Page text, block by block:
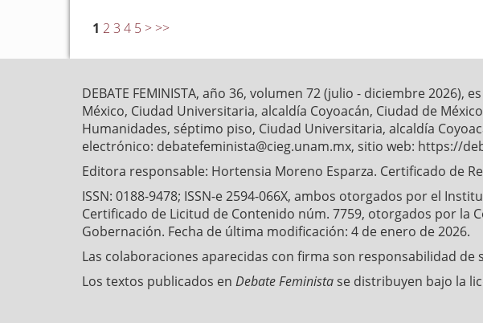
1 2 3 4 5 > >>
DEBATE FEMINISTA, año 36, volumen 72 (julio - diciembre
México, Ciudad Universitaria, alcaldía Coyoacán, Ciudad de
Humanidades, séptimo piso, Ciudad Universitaria, alcaldía
electrónico: debatefeminista@cieg.unam.mx, sitio web: https://
Editora responsable: Hortensia Moreno Esparza. Certificado de
ISSN: 0188-9478; ISSN-e 2594-066X, ambos otorgados por el
Certificado de Licitud de Contenido núm. 7759, otorgados por la
Gobernación. Fecha de última modificación: 4 de enero de 2026.
Las colaboraciones aparecidas con firma son responsabilidad
Los textos publicados en Debate Feministase distribuyen bajo la